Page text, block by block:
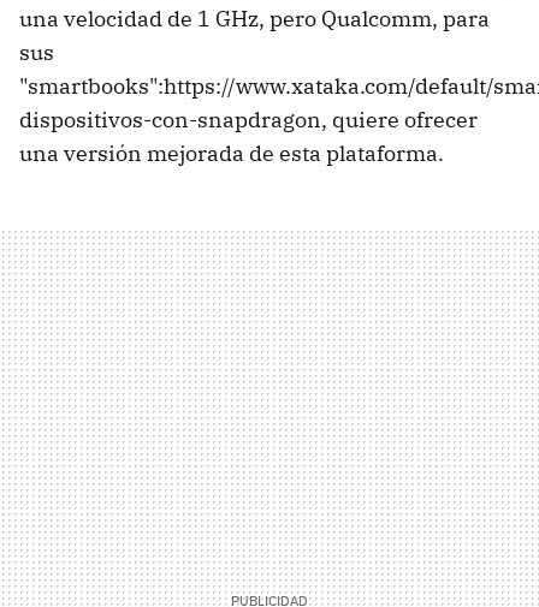
una velocidad de 1 GHz, pero Qualcomm, para
sus
"smartbooks":https://www.xataka.com/default/
dispositivos-con-snapdragon, quiere ofrecer
una versión mejorada de esta plataforma.